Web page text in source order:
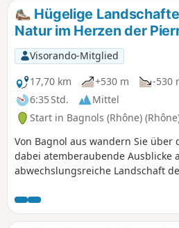
Hügelige
Natur im Herzen der
Visorando-Mitglied
17,70 km
+530 m
-530
6:35 Std.
Mittel
Start in Bagnols (Rhône)
Von Bagnol aus wandern Sie über
dabei atemberaubende Ausblicke
abwechslungsreiche Landschaft
Träume inmitten erholsamer
Schwierigkeitsgrad wird